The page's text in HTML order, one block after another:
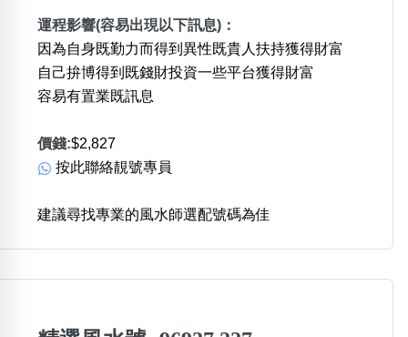
清除全部分類
運程影響(容易出現以下訊息)：
因為自身既勤力而得到異性既貴人扶持獲得財富
自己拚博得到既錢財投資一些平台獲得財富
容易有置業既訊息
價錢:$2,827
按此聯絡靚號專員
建議尋找專業的風水師選配號碼為佳